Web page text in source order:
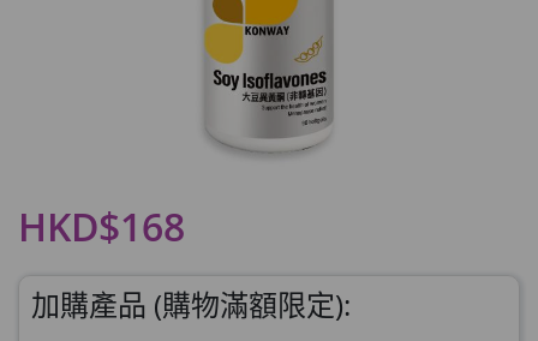
HKD$168
加購產品 (購物滿額限定):